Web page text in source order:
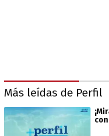
Más leídas de Perfil